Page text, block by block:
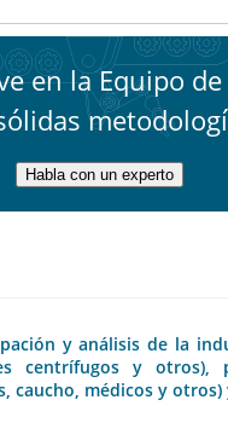
en la Equipo
Habla con un experto
y análisis de la
centrífugos y
médicos y